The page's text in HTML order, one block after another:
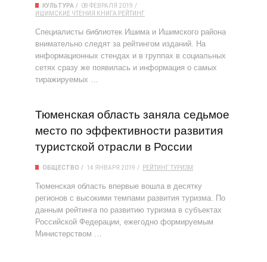
КУЛЬТУРА
08 ФЕВРАЛЯ 2019
ИШИМСКИЕ ЧТЕНИЯ КНИГА РЕЙТИНГ
Специалисты библиотек Ишима и Ишимского района
внимательно следят за рейтингом изданий. На
информационных стендах и в группах в социальных
сетях сразу же появилась и информация о самых
тиражируемых …
Тюменская область заняла седьмое
место по эффективности развития
туристской отрасли в России
ОБЩЕСТВО 14 ЯНВАРЯ 2019 РЕЙТИНГ ТУРИЗМ
Тюменская область впервые вошла в десятку
регионов с высокими темпами развития туризма. По
данным рейтинга по развитию туризма в субъектах
Российской Федерации, ежегодно формируемым
Министерством …